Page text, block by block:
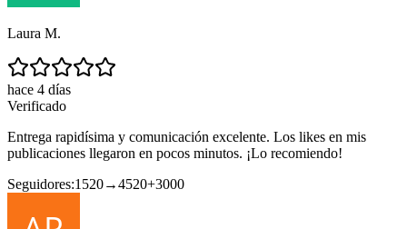
Laura M.
hace 4 días
Verificado
Entrega rapidísima y comunicación excelente. Los likes en mis
publicaciones llegaron en pocos minutos. ¡Lo recomiendo!
Seguidores:1520→4520+3000